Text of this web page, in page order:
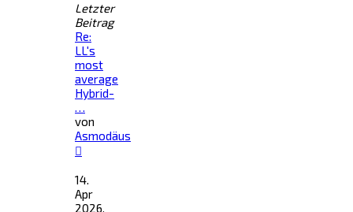
Letzter
Beitrag
Re:
LL's
most
average
Hybrid-
…
von
Asmodäus
Beitrag
14.
Apr
2026,